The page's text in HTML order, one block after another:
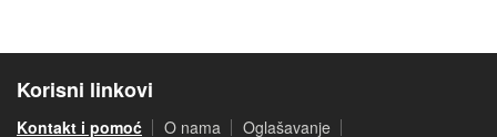
Korisni linkovi
Kontakt i pomoć O nama
Oglašavanje